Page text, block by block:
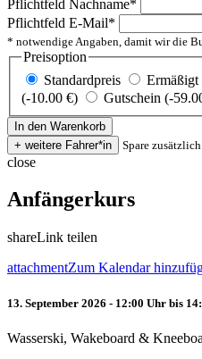
Pflichtfeld Nachname*
Pflichtfeld E-Mail*
* notwendige Angaben, damit wir die
Preisoption
Standardpreis
(-10.00 €)
Gutschein (-
Spare
close
Anfängerkurs
shareLink teilen
attachmentZum Kalendar
13. September 2026 - 12:00 Uhr bis
Wasserski, Wakeboard &